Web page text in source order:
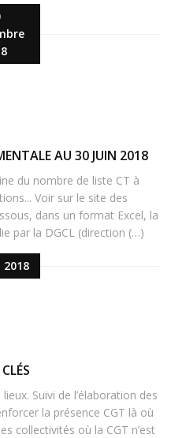
AU 30 JUIN 2018
du nombre de liste CT à
Voir sur le site des
dans un format Excel, la
par la DGCL (direction (…)
Suivi de l’élaboration des
la présence CGT là où
collectivités où la CGT n’est